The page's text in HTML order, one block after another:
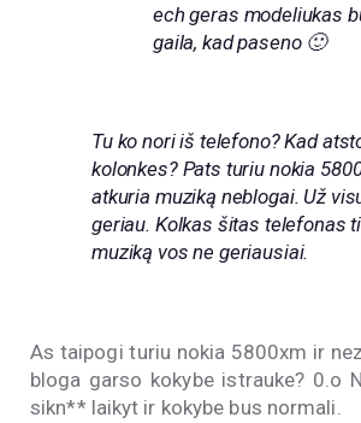
ech geras modeliukas
gaila, kad paseno 🙂
Tu ko nori iš telefono? Kad
kolonkes? Pats turiu nokia
atkuria muziką neblogai. Už
geriau. Kolkas šitas telefonas
muziką vos ne geriausiai.
As taipogi turiu nokia 5800xm ir
bloga garso kokybe istrauke? 0.o
sikn** laikyt ir kokybe bus normali.